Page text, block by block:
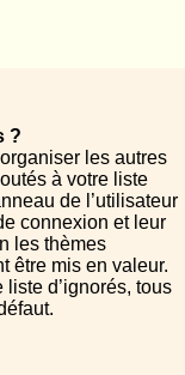
?
les autres
à votre liste
de l’utilisateur
connexion et leur
les thèmes
être mis en valeur.
d’ignorés, tous